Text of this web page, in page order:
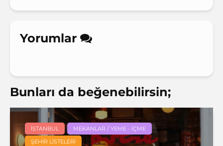
Yorumlar
Bunları da beğenebilirsin;
İSTANBUL
MEKANLAR / YEME - İÇME
ŞEHIR LISTELERI